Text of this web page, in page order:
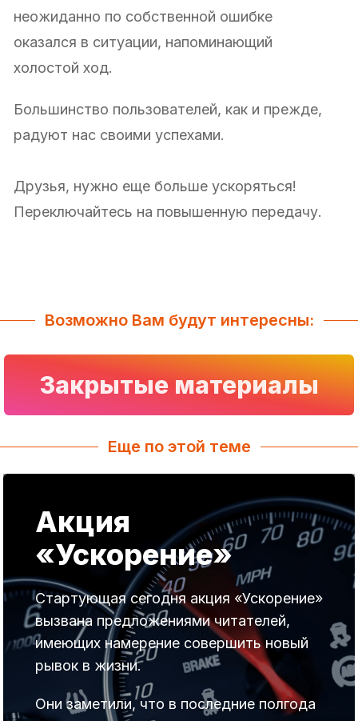
неожиданно по собственной ошибке
оказался в ситуации, напоминающий
холостой ход.
Большинство пользователей, как и прежде,
радуют нас своими успехами.
Друзья, нужно еще больше ускоряться!
Переключайтесь на повышенную передачу.
Возможно Вам будут интересны:
Закрытые материалы
Еще по этой теме
Акция
«Ускорение»
Стартующая сегодня акция «Ускорение»
вызвана предложениями читателей,
имеющих намерение совершить новый
рывок в жизни.
Они заметили, что в последние полгода